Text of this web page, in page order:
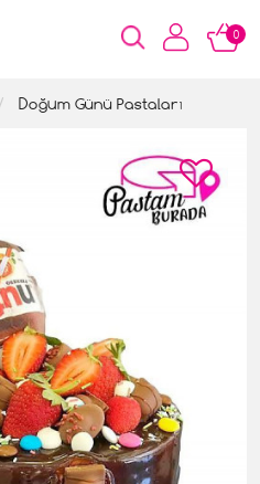
0
Doğum Günü Pastaları